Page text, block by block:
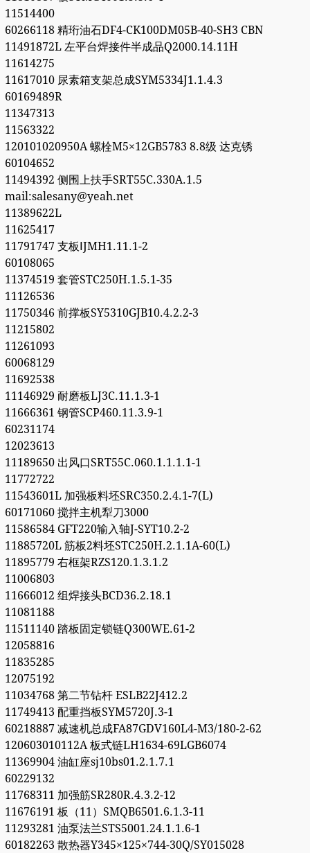
11514400
60266118 精珩油石DF4-CK100DM05B-40-SH3 CBN
11491872L 左平台焊接件半成品Q2000.14.11H
11614275
11617010 尿素箱支架总成SYM5334J1.1.4.3
60169489R
11347313
11563322
120101020950A 螺栓M5×12GB5783 8.8级 达克锈
60104652
11494392 侧围上扶手SRT55C.330A.1.5
mail:salesany@yeah.net
11389622L
11625417
11791747 支板ⅠJMH1.11.1-2
60108065
11374519 套管STC250H.1.5.1-35
11126536
11750346 前撑板SY5310GJB10.4.2.2-3
11215802
11261093
60068129
11692538
11146929 耐磨板LJ3C.11.1.3-1
11666361 钢管SCP460.11.3.9-1
60231174
12023613
11189650 出风口SRT55C.060.1.1.1.1-1
11772722
11543601L 加强板料坯SRC350.2.4.1-7(L)
60171060 搅拌主机犁刀3000
11586584 GFT220输入轴J-SYT10.2-2
11885720L 筋板2料坯STC250H.2.1.1A-60(L)
11895779 右框架RZS120.1.3.1.2
11006803
11666012 组焊接头BCD36.2.18.1
11081188
11511140 踏板固定锁链Q300WE.61-2
12058816
11835285
12075192
11034768 第二节钻杆 ESLB22J412.2
11749413 配重挡板SYM5720J.3-1
60218887 减速机总成FA87GDV160L4-M3/180-2-62
120603010112A 板式链LH1634-69LGB6074
11369904 油缸座sj10bs01.2.1.7.1
60229132
11768311 加强筋SR280R.4.3.2-12
11676191 板（11）SMQB6501.6.1.3-11
11293281 油泵法兰STS5001.24.1.1.6-1
60182263 散热器Y345×125×744-30Q/SY015028